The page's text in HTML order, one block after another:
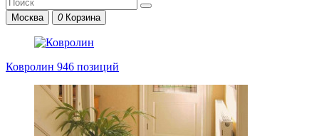
Москва 0 Корзина
Ковролин 946 позиций